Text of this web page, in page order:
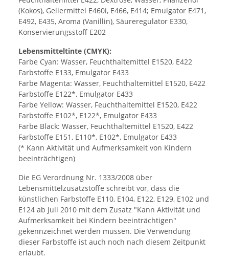
(Kokos), Geliermittel E460i, E466, E414; Emulgator E471,
E492, E435, Aroma (Vanillin), Säureregulator E330,
Konservierungsstoff E202
Lebensmitteltinte (CMYK):
Farbe Cyan: Wasser, Feuchthaltemittel E1520, E422
Farbstoffe E133, Emulgator E433
Farbe Magenta: Wasser, Feuchthaltemittel E1520, E422
Farbstoffe E122*, Emulgator E433
Farbe Yellow: Wasser, Feuchthaltemittel E1520, E422
Farbstoffe E102*, E122*, Emulgator E433
Farbe Black: Wasser, Feuchthaltemittel E1520, E422
Farbstoffe E151, E110*, E102*, Emulgator E433
(* Kann Aktivität und Aufmerksamkeit von Kindern
beeinträchtigen)
Die EG Verordnung Nr. 1333/2008 über
Lebensmittelzusatzstoffe schreibt vor, dass die
künstlichen Farbstoffe E110, E104, E122, E129, E102 und
E124 ab Juli 2010 mit dem Zusatz "Kann Aktivität und
Aufmerksamkeit bei Kindern beeinträchtigen"
gekennzeichnet werden müssen. Die Verwendung
dieser Farbstoffe ist auch noch nach diesem Zeitpunkt
erlaubt.